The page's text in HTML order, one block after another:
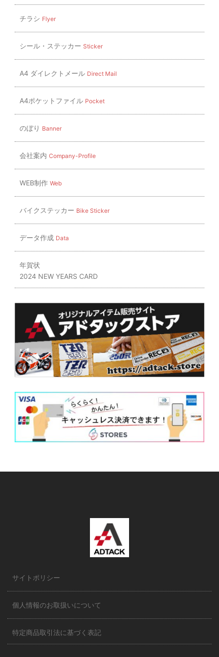
チラシ Flyer
シール・ステッカー Sticker
A4 ダイレクトメール Direct Mail
A4ポケットファイル Pocket
のぼり Banner
会社案内 Company-Profile
WEB制作 Web
バイクステッカー Bike Sticker
データ作成 Data
年賀状
2024 NEW YEARS CARD
サイトポリシー
個人情報のお取扱いについて
特定商品取引法に基づく表記